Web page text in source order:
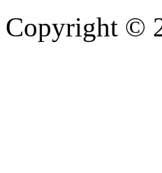
Copyright ©